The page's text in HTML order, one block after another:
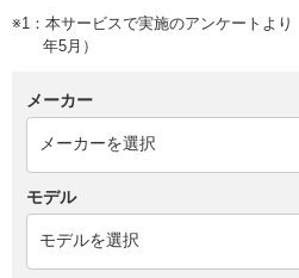
※1：本サービスで実施のアンケートよ
年5月）
メーカー
モデル